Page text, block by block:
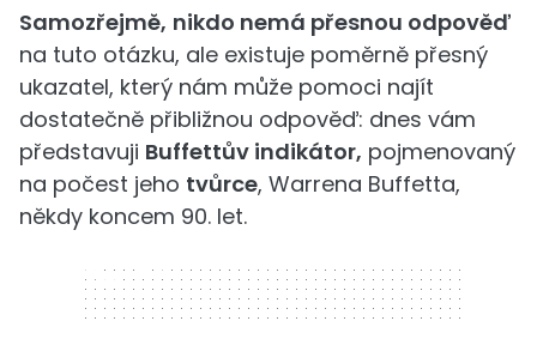
Samozřejmě, nikdo nemá přesnou odpověď
na tuto otázku, ale existuje poměrně přesný
ukazatel, který nám může pomoci najít
dostatečně přibližnou odpověď: dnes vám
představuji Buffettův indikátor, pojmenovaný
na počest jeho tvůrce, Warrena Buffetta,
někdy koncem 90. let.
320 x 50